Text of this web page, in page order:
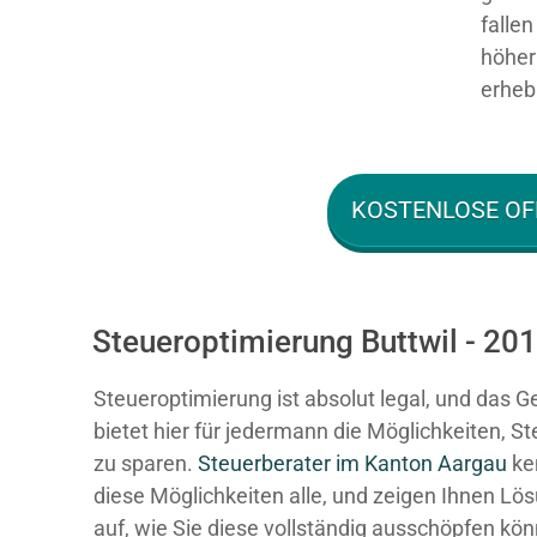
fallen
KOSTENLOSE
Steueroptimierung Buttwil -
Steueroptimierung ist absolut legal, und das
bietet hier für jedermann die Möglichkeiten,
zu sparen. Steuerberater im K anton Aargau
diese Möglichkeiten alle, und zeigen Ihnen
auf, wie Sie diese vollständig ausschöpfen